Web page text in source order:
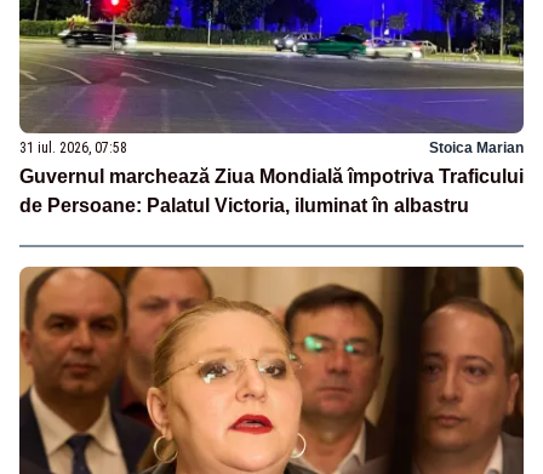
31 iul. 2026, 07:58 Stoica Marian
Guvernul marchează Ziua Mondială împotriva Traficului
de Persoane: Palatul Victoria, iluminat în albastru